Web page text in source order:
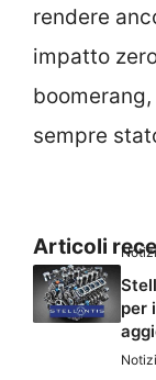
rendere
impatto
sempre
Articoli
per